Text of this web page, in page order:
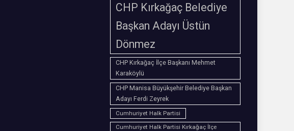
CHP Kırkağaç Belediye
Başkan Adayı Üstün
Dönmez
CHP Kırkağaç İlçe Başkanı Mehmet
Karaköylü
CHP Manisa Büyükşehir Belediye Başkan
Adayı Ferdi Zeyrek
Cumhuriyet Halk Partisi
Cumhuriyet Halk Partisi Kırkağaç İlçe